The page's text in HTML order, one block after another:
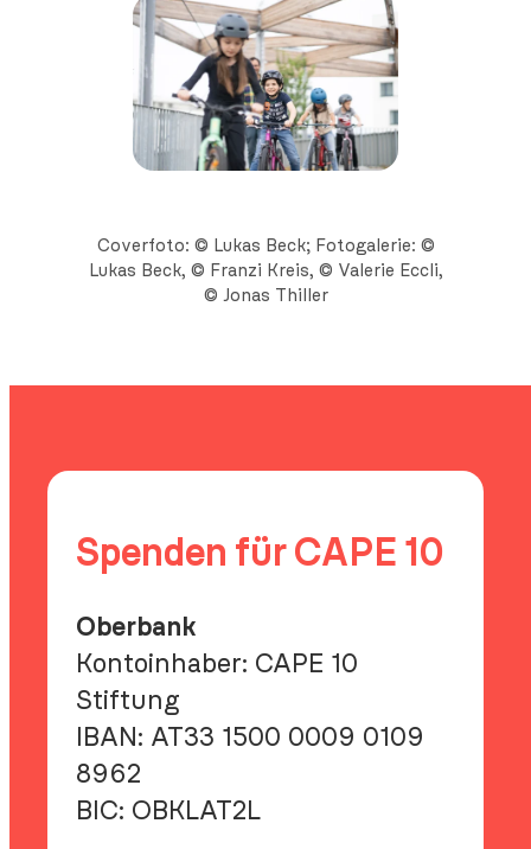
Coverfoto: © Lukas Beck; Fotogalerie: ©
Lukas Beck, © Franzi Kreis, © Valerie Eccli,
© Jonas Thiller
Spenden für CAPE 10
Oberbank
Kontoinhaber: CAPE 10
Stiftung
IBAN: AT33 1500 0009 0109
8962
BIC: OBKLAT2L